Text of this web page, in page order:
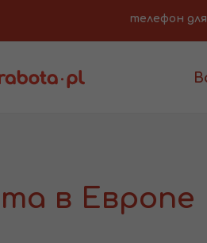
телефон для
в Европе